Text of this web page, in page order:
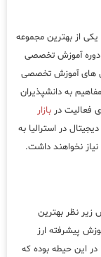
از بهترین مجموعه
دوره آموزش تخصصی
های آموزش تخصصی
به دانشپذیران
فعالیت در بازار
در استرالیا به
نخواهند داشت.
زیر نظر بهترین
پیشرفته ارز
در این حیطه بوده که